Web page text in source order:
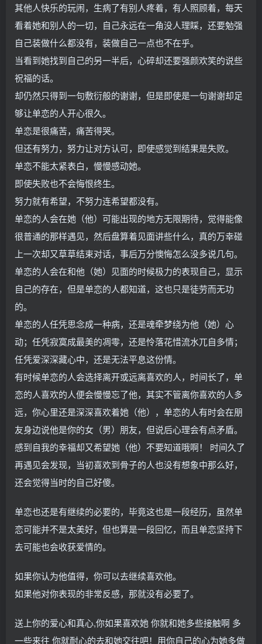
其他人快乐的玩闹，生病了有别人疼着，有人照顾着，每天
看着她和别人的一切，自己永远在一角没人理睬，还要勉强
自己装做什么都没有，装做自己一点也不在乎。
当看到她找到自己的另一半后，心碎却还要强颜欢笑的说些
祝福的话。
却仍然只得到一句敷衍般的谢谢，但是即使是一句谢谢却足
够让单恋的人开心很久。
单恋是很痛苦，痛苦得哭。
但还有努力，努力让对方认可，即使感觉到结果是失败。
单恋不能太紧表白，慢慢感动她。
即使失败也不会悔恨终生。
努力就有希望，不努力连希望都没有。
单恋的人会在她（他）可能出现的地方无限期待，觉得能像
很普通的那样遇见，然后盘算着见面讲些什么，真的万幸碰
上一次却又草草结束对话，事后万分懊悔怎么没多说几句。
单恋的人会在和他（她）见面的时候极力的表现自己，显示
自己的存在，但是单恋的人都知道，这也只是徒劳而无功
的。
单恋的人任凭思念成一种病，还是魂牵梦绕为他（她）心
动；任凭寂寞成最美的凋零，还是怜落花惜流水兀自多情；
任凭爱深深藏心中，还是无法平息这份情。
有时候单恋的人会选择离开或远离喜欢的人，时间长了，单
恋的人喜欢的人便会慢慢忘了他，其实不管离你喜欢的人多
远，你心里还是深深喜欢着她（他），单恋的人有时会在朋
友身边说他是你的女（男）朋友，但说后心理会有点矛盾。
感到自我的幸福却又希望她（他）不要知道哦啊！ 时间久了
再遇见会发现，当初喜欢到骨子的人也没有想象中那么好，
还会觉得当时的自己好傻。
单恋也还是有继续的必要的，毕竟这也是一段经历，虽然单
恋可能并不是太美好，但也算是一段回忆，而且单恋坚持下
去可能也会收获爱情的。
如果你认为他值得，你可以去继续喜欢他。
如果他对你表现的非常反感，那就没有必要了。
送上你的爱心和真心,你如果喜欢她 你就和她多些接触啊 多
一些来往 你就耐心的去和她交往吧！用你自己的心为她多做